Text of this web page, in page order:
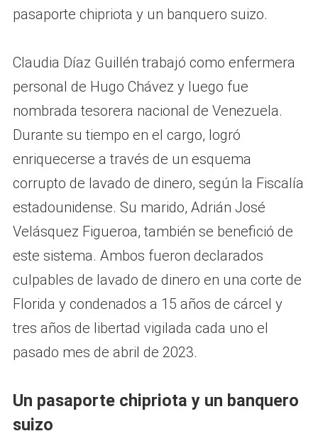
pasaporte chipriota y un banquero suizo.
Claudia Díaz Guillén trabajó como enfermera
personal de Hugo Chávez y luego fue
nombrada tesorera nacional de Venezuela.
Durante su tiempo en el cargo, logró
enriquecerse a través de un esquema
corrupto de lavado de dinero, según la Fiscalía
estadounidense. Su marido, Adrián José
Velásquez Figueroa, también se benefició de
este sistema. Ambos fueron declarados
culpables de lavado de dinero en una corte de
Florida y condenados a 15 años de cárcel y
tres años de libertad vigilada cada uno el
pasado mes de abril de 2023.
Un pasaporte chipriota y un banquero
suizo